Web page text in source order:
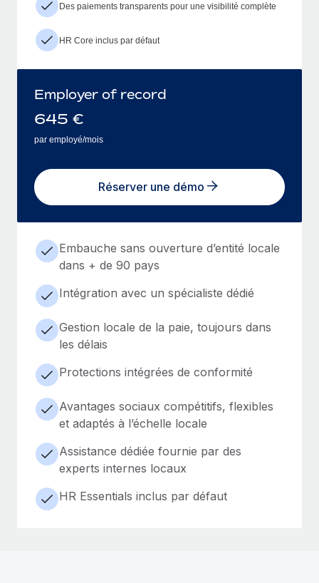
Des paiements transparents pour une visibilité complète
HR Core inclus par défaut
Employer of record
645 €
par employé/mois
Réserver une démo
Embauche sans ouverture d’entité locale
dans + de 90 pays
Intégration avec un spécialiste dédié
Gestion locale de la paie, toujours dans
les délais
Protections intégrées de conformité
Avantages sociaux compétitifs, flexibles
et adaptés à l’échelle locale
Assistance dédiée fournie par des
experts internes locaux
HR Essentials inclus par défaut